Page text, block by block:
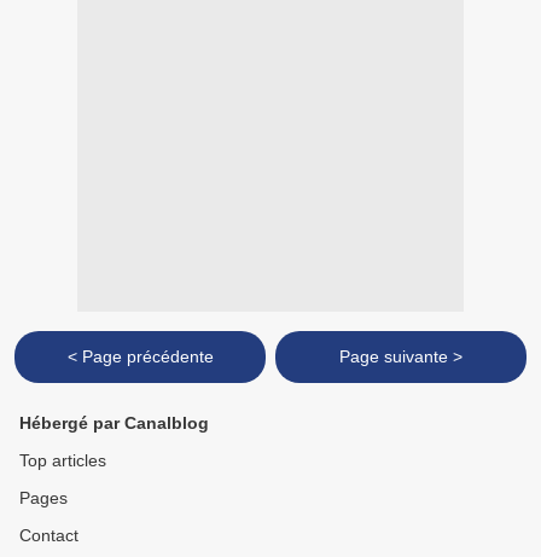
< Page précédente Page suivante >
Hébergé par Canalblog
Top articles
Pages
Contact